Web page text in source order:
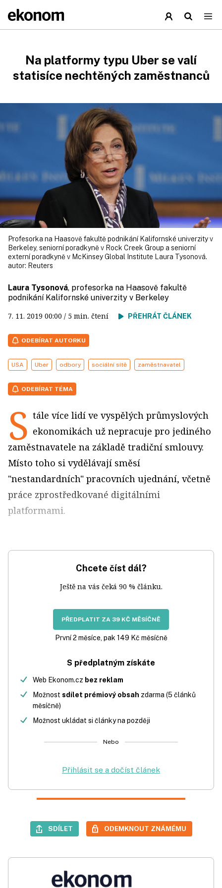
Na platformy typu Uber se valí
statisíce nechtěných zaměstnanců
Profesorka na Haasově fakultě podnikání Kalifornské univerzity v
Berkeley, seniorní poradkyně v Rock Creek Group a seniorní
externí poradkyně v McKinsey Global Institute Laura Tysonová.
autor: Reuters
Laura Tysonová, profesorka na Haasově fakultě
podnikání Kalifornské univerzity v Berkeley
7. 11. 2019 00:00 / 5 min. čtení PŘEHRÁT ČLÁNEK
ODEBÍRAT AUTORKU
USA Uber odbory sociální sítě zaměstnavatel
ODEBÍRAT TÉMA
S tále více lidí ve vyspělých průmyslových
ekonomikách už nepracuje pro jediného
zaměstnavatele na základě tradiční smlouvy.
Místo toho si vydělávají směsí
"nestandardních" pracovních ujednání, včetně
práce zprostředkované digitálními
platformami.
Chcete číst dál?
Ještě na vás čeká 90 % článku.
PŘEDPLATIT ZA 39 KČ MĚSÍČNĚ
První 2 měsíce, pak 149 Kč měsíčně
S předplatným získáte
Web Ekonom.cz bez reklam
Možnost sdílet prémiový obsah zdarma (5 článků
měsíčně)
Možnost ukládat si články na později
Nebo
Přihlásit se a dočíst článek
SDÍLET ODEMKNOUT ZNÁMÉMU